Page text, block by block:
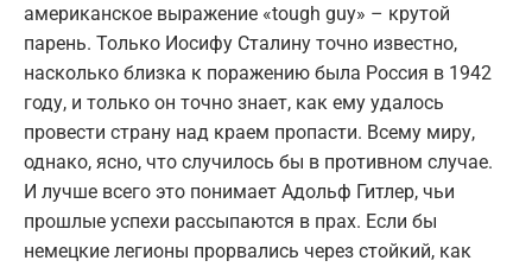
американское выражение «tough guy» – крутой
парень. Только Иосифу Сталину точно известно,
насколько близка к поражению была Россия в 1942
году, и только он точно знает, как ему удалось
провести страну над краем пропасти. Всему миру,
однако, ясно, что случилось бы в противном случае.
И лучше всего это понимает Адольф Гитлер, чьи
прошлые успехи рассыпаются в прах. Если бы
немецкие легионы прорвались через стойкий, как